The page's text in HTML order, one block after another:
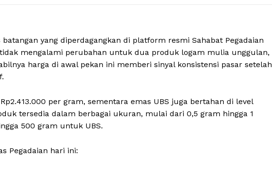
yang diperdagangkan di platform resmi Sahabat Pegadaian
tidak mengalami perubahan untuk dua produk logam mulia unggulan,
harga di awal pekan ini memberi sinyal konsistensi pasar setelah
per gram, sementara emas UBS juga bertahan di level
tersedia dalam berbagai ukuran, mulai dari 0,5 gram hingga 1
500 gram untuk UBS.
Pegadaian hari ini: